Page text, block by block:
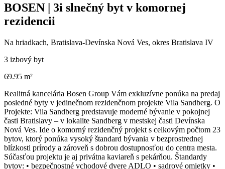
BOSEN | 3i slnečný byt v komornej
rezidencii
Na hriadkach, Bratislava-Devínska Nová Ves, okres Bratislava IV
3 izbový byt
69.95 m²
Realitná kancelária Bosen Group Vám exkluzívne ponúka na predaj
posledné byty v jedinečnom rezidenčnom projekte Vila Sandberg. O
Projekte: Vila Sandberg predstavuje moderné bývanie v pokojnej
časti Bratislavy – v lokalite Sandberg v mestskej časti Devínska
Nová Ves. Ide o komorný rezidenčný projekt s celkovým počtom 23
bytov, ktorý ponúka vysoký štandard bývania v bezprostrednej
blízkosti prírody a zároveň s dobrou dostupnosťou do centra mesta.
Súčasťou projektu je aj privátna kaviareň s pekárňou. Štandardy
bytov: • bezpečnostné vchodové dvere ADLO • sadrové omietky •